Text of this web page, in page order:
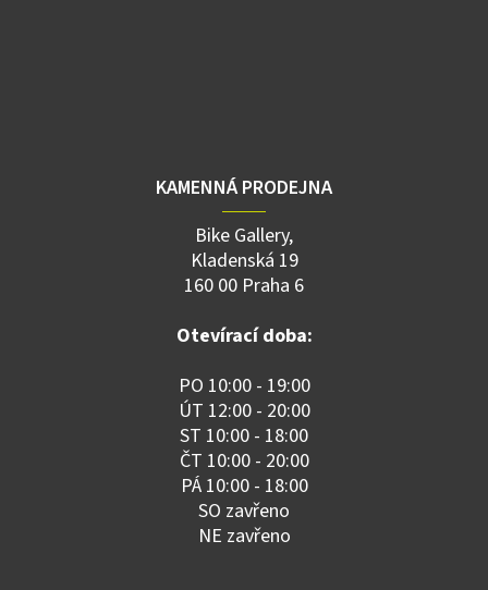
KAMENNÁ PRODEJNA
Bike Gallery,
Kladenská 19
160 00 Praha 6
Otevírací doba:
PO 10:00 - 19:00
ÚT 12:00 - 20:00
ST 10:00 - 18:00
ČT 10:00 - 20:00
PÁ 10:00 - 18:00
SO zavřeno
NE zavřeno